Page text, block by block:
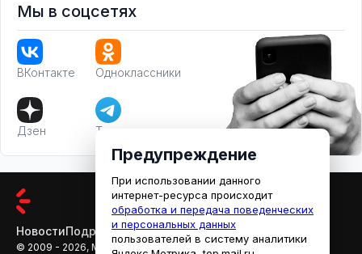
Мы в соцсетях
ВКонтакте Одноклассники
Дзен Телеграм
НовостиПодробностиАфишаКино
© 2009 - 2026, МЕДИАРЯЗАНЬ
Предупреждение
При использовании данного
интернет-ресурса происходит
обработка и передача поведенческих
и персональных данных
пользователей в систему аналитики